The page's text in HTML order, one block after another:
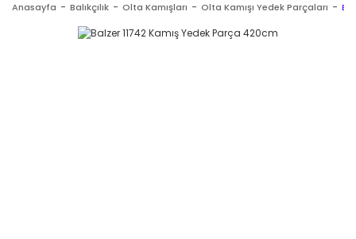
Anasayfa Balıkçılık Olta Kamışları Olta Kamışı Yedek Parçaları